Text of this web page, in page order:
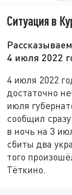
Ситуация в
4 июля 2022
4 июля 2022
достаточно
июля
сообщил
в ночь на 3
сбиты два
того
Тёткино.